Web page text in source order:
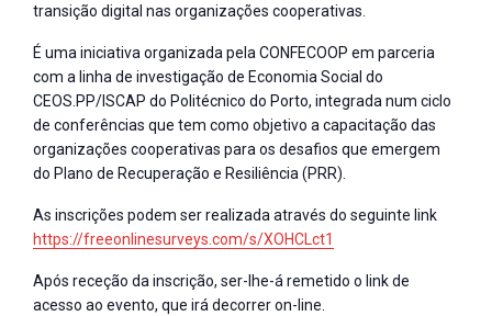
transição digital nas organizações cooperativas.
É uma iniciativa organizada pela CONFECOOP em parceria
com a linha de investigação de Economia Social do
CEOS.PP/ISCAP do Politécnico do Porto, integrada num ciclo
de conferências que tem como objetivo a capacitação das
organizações cooperativas para os desafios que emergem
do Plano de Recuperação e Resiliência (PRR).
As inscrições podem ser realizada através do seguinte link
https://freeonlinesurveys.com/s/XOHCLct1
Após receção da inscrição, ser-lhe-á remetido o link de
acesso ao evento, que irá decorrer on-line.